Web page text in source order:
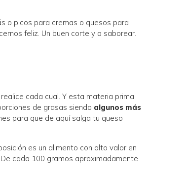
o picos para cremas o quesos para
feliz. Un buen corte y a saborear.
cada cual. Y esta materia prima
de grasas siendo algunos más
para que de aquí salga tu queso
es un alimento con alto valor en
cada 100 gramos aproximadamente